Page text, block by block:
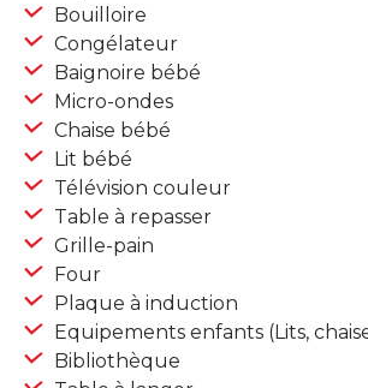
Bouilloire
Congélateur
Baignoire bébé
Micro-ondes
Chaise bébé
Lit bébé
Télévision couleur
Table à repasser
Grille-pain
Four
Plaque à induction
Equipements enfants (Lits,
Bibliothèque